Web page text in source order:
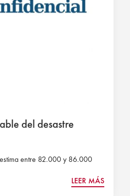
del desastre
entre 82.000 y 86.000
LEER MÁS